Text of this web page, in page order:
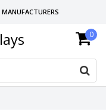
NETHERLANDS 0